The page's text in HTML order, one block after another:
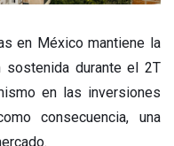
en México mantiene la
sostenida durante el 2T
en las inversiones
consecuencia, una